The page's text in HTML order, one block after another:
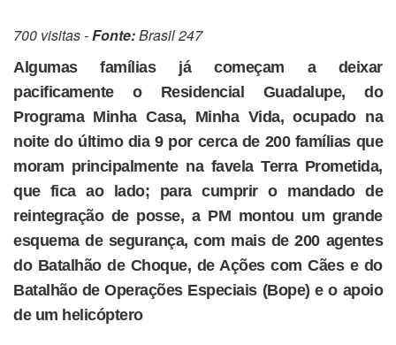
700 visitas -Fonte:Brasil 247
Algumas famílias já começam a deixar
pacificamente o Residencial Guadalupe, do
Programa Minha Casa, Minha Vida, ocupado na
noite do último dia 9 por cerca de 200 famílias que
moram principalmente na favela Terra Prometida,
que fica ao lado; para cumprir o mandado de
reintegração de posse, a PM montou um grande
esquema de segurança, com mais de 200 agentes
do Batalhão de Choque, de Ações com Cães e do
Batalhão de Operações Especiais (Bope) e o apoio
de um helicóptero